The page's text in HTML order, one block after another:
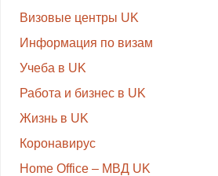
Визовые центры UK
Информация по визам
Учеба в UK
Работа и бизнес в UK
Жизнь в UK
Коронавирус
Home Office – МВД UK